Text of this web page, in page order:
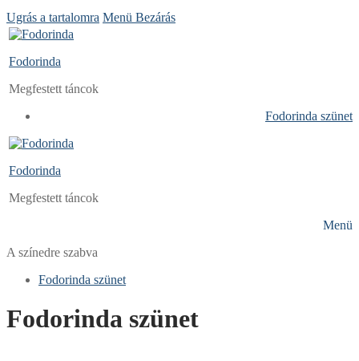
Ugrás a tartalomra Menü Bezárás
Fodorinda
Megfestett táncok
Fodorinda szünet
Fodorinda
Megfestett táncok
Menü
A színedre szabva
Fodorinda szünet
Fodorinda szünet